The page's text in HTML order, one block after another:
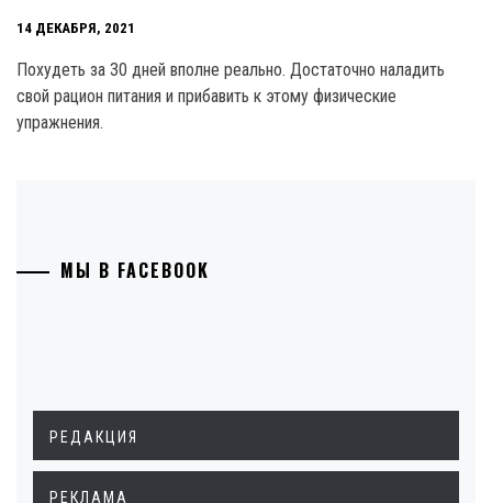
14 ДЕКАБРЯ, 2021
Похудеть за 30 дней вполне реально. Достаточно наладить
свой рацион питания и прибавить к этому физические
упражнения.
МЫ В FACEBOOK
РЕДАКЦИЯ
РЕКЛАМА